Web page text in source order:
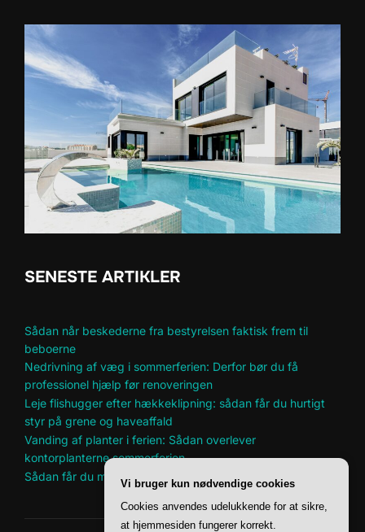
SENESTE ARTIKLER
Sådan når beskederne fra bestyrelsen faktisk frem til
beboerne
Nedrivning af væg i sommerferien: Derfor bør du få
professionel hjælp før renoveringen
Leje flishugger efter hækkeklipning: sådan får du hurtigt
styr på grene og haveaffald
Vanding af planter i ferien: Sådan overlever
kontorplanterne sommerferien
Sådan får du mere plads til hobbyer i et lille hjem
Vi bruger kun nødvendige cookies
Cookies anvendes udelukkende for at sikre,
at hjemmesiden fungerer korrekt.